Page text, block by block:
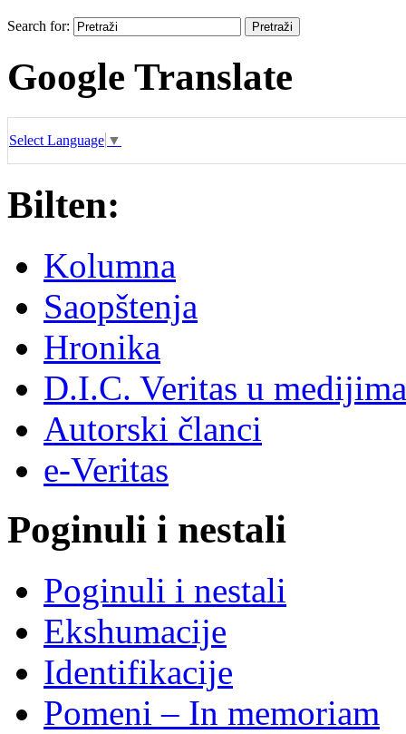
Search for:
Google Translate
Select Language ▼
Bilten:
Kolumna
Saopštenja
Hronika
D.I.C. Veritas u medijima
Autorski članci
e-Veritas
Poginuli i nestali
Poginuli i nestali
Ekshumacije
Identifikacije
Pomeni – In memoriam